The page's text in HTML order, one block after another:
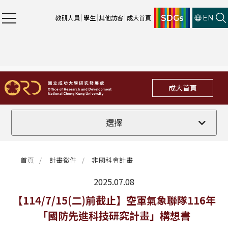
教研人員 學生 其他訪客 成大首頁 SDGs EN
成大首頁
選擇
全部
法規修訂
補助獎項
首頁 計畫徵件 非國科會計畫
2025.07.08
最新消息
【114/7/15(二)前截止】空軍氣象聯隊116年
「國防先進科技研究計畫」構想書